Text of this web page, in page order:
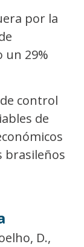
por la
un 29%
control
de
brasileños
D.,